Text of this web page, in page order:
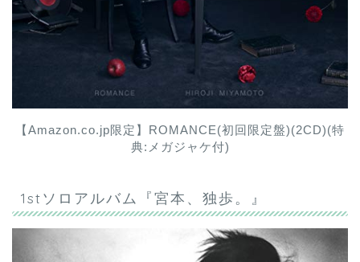
【Amazon.co.jp限定】ROMANCE(初回限定盤)(2CD)(特
典:メガジャケ付)
1stソロアルバム『宮本、独歩。』